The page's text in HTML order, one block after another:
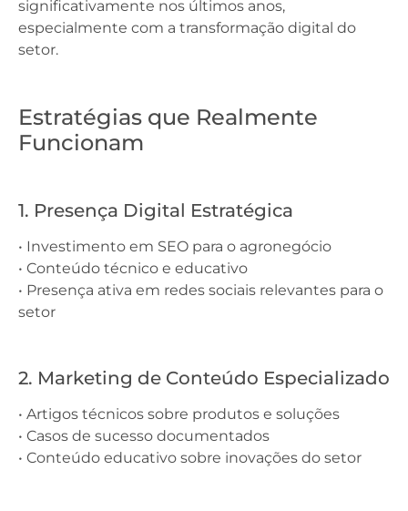
significativamente nos últimos anos,
especialmente com a transformação digital do
setor.
Estratégias que Realmente
Funcionam
1. Presença Digital Estratégica
• Investimento em SEO para o agronegócio
• Conteúdo técnico e educativo
• Presença ativa em redes sociais relevantes para o
setor
2. Marketing de Conteúdo Especializado
• Artigos técnicos sobre produtos e soluções
• Casos de sucesso documentados
• Conteúdo educativo sobre inovações do setor